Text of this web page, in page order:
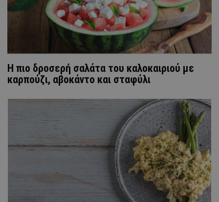
Η πιο δροσερή σαλάτα του καλοκαιριού με
καρπούζι, αβοκάντο και σταφύλι